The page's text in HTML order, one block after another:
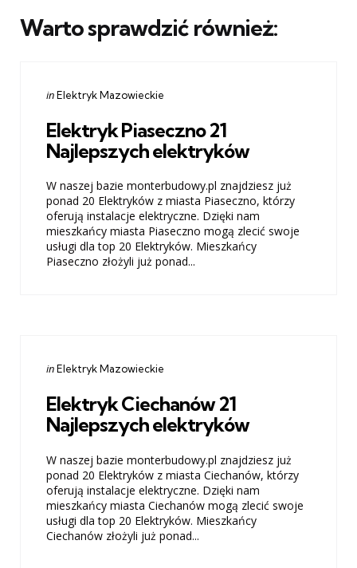
Warto sprawdzić również:
Categories
Posted
inElektryk Mazowieckie
Elektryk Piaseczno 21
Najlepszych elektryków
W naszej bazie monterbudowy.pl znajdziesz już
ponad 20 Elektryków z miasta Piaseczno, którzy
oferują instalacje elektryczne. Dzięki nam
mieszkańcy miasta Piaseczno mogą zlecić swoje
usługi dla top 20 Elektryków. Mieszkańcy
Piaseczno złożyli już ponad...
Categories
Posted
inElektryk Mazowieckie
Elektryk Ciechanów 21
Najlepszych elektryków
W naszej bazie monterbudowy.pl znajdziesz już
ponad 20 Elektryków z miasta Ciechanów, którzy
oferują instalacje elektryczne. Dzięki nam
mieszkańcy miasta Ciechanów mogą zlecić swoje
usługi dla top 20 Elektryków. Mieszkańcy
Ciechanów złożyli już ponad...